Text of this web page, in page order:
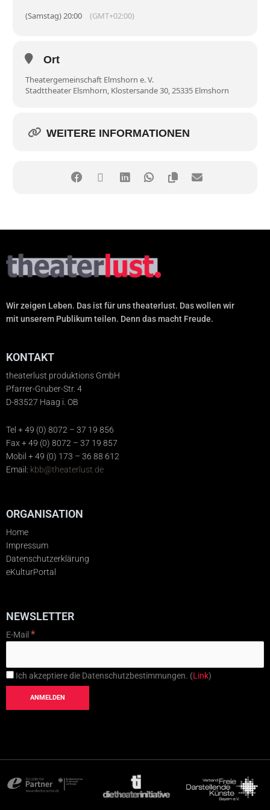
(Samstag) 20:00 (GMT+02:00)
Ort
Theatergemeinschaft Elmshorn e. V.
Stadttheater Elsmhorn, Klostersande 30, 25335 Elmshorn
WEITERE INFORMATIONEN
Wir zeigen Leben. Das ist für uns theaterlust. Das wollen wir
mit unserem Publikum teilen. Denn das macht Freude.
KONTAKT
theaterlust produktions GmbH
Pfarrer-Gruber-Str. 4
D-83527 Haag i. OB
Tel + 49 (0) 8072 – 37 19 856
Fax + 49 (0) 8072 – 37 19 857
Mobil + 49 (0) 173 – 36 88 612
Email: kbb@theaterlust.de
ORGANISATION
Home
Impressum
Datenschutzerklärung
eKulturPortal
NEWSLETTER
E-Mail *
Ich akzeptiere die Datenschutzbestimmungen. (Link)